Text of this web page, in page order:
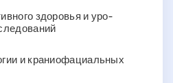
здоровья и уро-
и краниофациальных